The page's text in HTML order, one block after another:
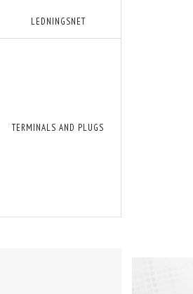
LEDNINGSNET
TERMINALS AND PLUGS